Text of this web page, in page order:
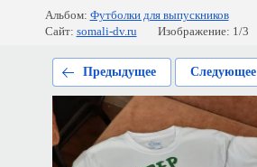
Альбом: Футболки для выпускников
Сайт: somali-dv.ru Изображение: 1/3
Предыдущее Следующее